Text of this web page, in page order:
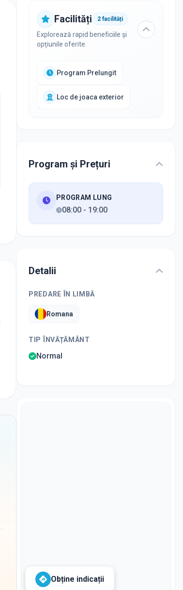
Facilități 2 facilități
Explorează rapid beneficiile și
opțiunile oferite.
Program Prelungit
Loc de joaca exterior
Program și Prețuri
PROGRAM LUNG
08:00 - 19:00
Detalii
PREDARE ÎN LIMBĂ
Romana
TIP ÎNVĂȚĂMÂNT
Normal
Obține indicații